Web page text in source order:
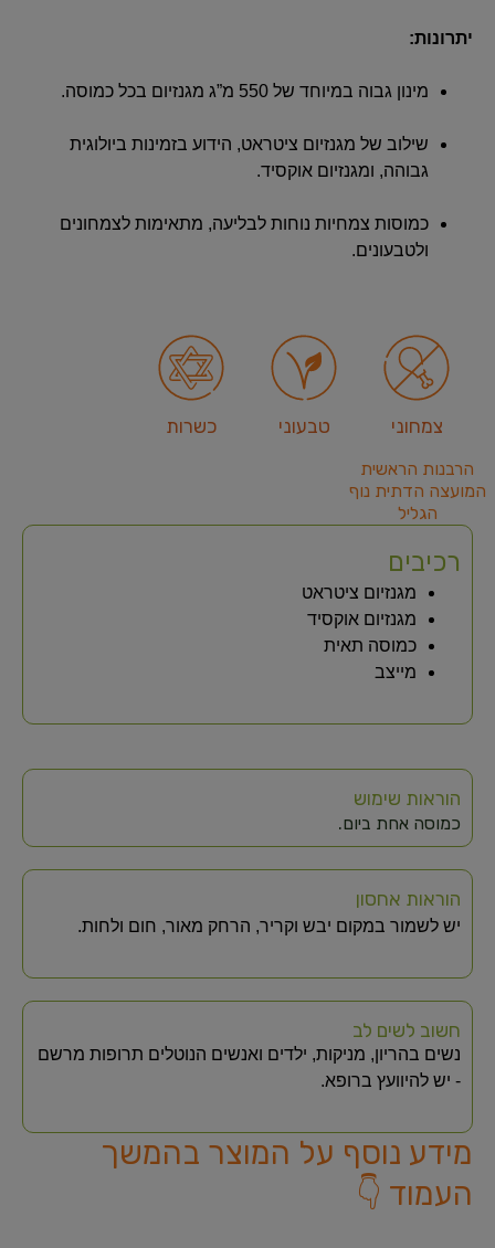
יתרונות:
מינון גבוה במיוחד של 550 מ”ג מגנזיום בכל כמוסה.
שילוב של מגנזיום ציטראט, הידוע בזמינות ביולוגית
גבוהה, ומגנזיום אוקסיד.
כמוסות צמחיות נוחות לבליעה, מתאימות לצמחונים
ולטבעונים.
צמחוני טבעוני כשרות
הרבנות הראשית
המועצה הדתית נוף
הגליל
רכיבים
מגנזיום ציטראט​
מגנזיום אוקסיד​
כמוסה תאית
מייצב
הוראות שימוש
כמוסה אחת ביום.
הוראות אחסון
יש לשמור במקום יבש וקריר, הרחק מאור, חום ולחות.
חשוב לשים לב
נשים בהריון, מניקות, ילדים ואנשים הנוטלים תרופות מרשם
- יש להיוועץ ברופא.
מידע נוסף על המוצר בהמשך
העמוד 👇